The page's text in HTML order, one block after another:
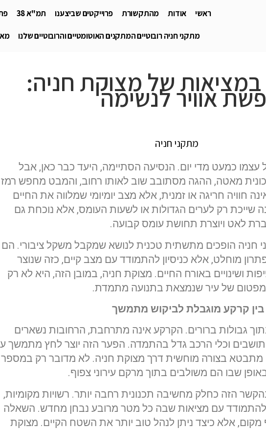
ראשי אודות מהתקשורת פרוייקטים שביצענו תמ"א 38
מתקני חניה רובוטיים המתקנים האוטומטיים והרובוטיים שלנו
במציאות של מצוקת חניה:
אוויר לנשימה
עצמו כמעט מדי יום. הנסיעה הסתיימה, היעד כבר כאן, אבל
מאטה, ההגה מסתובב שוב לאותו רחוב, והמבט מחפש רמז
חוויה חריגה או זמנית, אלא מצב יומיומי שמלווה את החיים
שייכת רק לערים הגדולות או לשעות העומס, אלא נוכחת גם
לאט ויוצרת תחושת עומס קבועה.
חניה הופכים מתשתית טכנית לנושא שמקבל משקל ציבורי. הם
מוחלט, אלא כניסיון להתמודד עם מצב קיים, כזה שנוצר
ושינויים באורח החיים. מצוקת חניה, במובן הזה, היא לא רק
של עיר שנמצאת בתנועה מתמדת.
קרקע מוגבלת לביקוש מתמשך
גבולות ברורים. הקרקע אינה מתרחבת, הרחובות נשארים
וכלי הרכב גדל בהתמדה. הפער הזה יוצר לחץ מתמשך
מתבטא בצורה מוחשית דרך מצוקת חניה. לא מדובר רק במספר
שבו הם משולבים בתוך מרקם עירוני צפוף.
הזה כחלק מחשיבה תכנונית רחבה יותר. רשויות מקומיות,
להתמודד עם מציאות שבה כל מטר מרובע נבחן מחדש. השאלה
מקום, אלא כיצד ניתן לנהל טוב יותר את השטח הקיים. מצוקת